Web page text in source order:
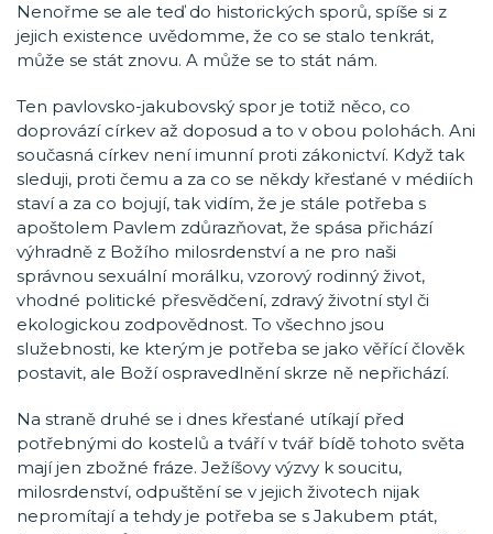
Nenořme se ale teď do historických sporů, spíše si z
jejich existence uvědomme, že co se stalo tenkrát,
může se stát znovu. A může se to stát nám.
Ten pavlovsko-jakubovský spor je totiž něco, co
doprovází církev až doposud a to v obou polohách. Ani
současná církev není imunní proti zákonictví. Když tak
sleduji, proti čemu a za co se někdy křesťané v médiích
staví a za co bojují, tak vidím, že je stále potřeba s
apoštolem Pavlem zdůrazňovat, že spása přichází
výhradně z Božího milosrdenství a ne pro naši
správnou sexuální morálku, vzorový rodinný život,
vhodné politické přesvědčení, zdravý životní styl či
ekologickou zodpovědnost. To všechno jsou
služebnosti, ke kterým je potřeba se jako věřící člověk
postavit, ale Boží ospravedlnění skrze ně nepřichází.
Na straně druhé se i dnes křesťané utíkají před
potřebnými do kostelů a tváří v tvář bídě tohoto světa
mají jen zbožné fráze. Ježíšovy výzvy k soucitu,
milosrdenství, odpuštění se v jejich životech nijak
nepromítají a tehdy je potřeba se s Jakubem ptát,